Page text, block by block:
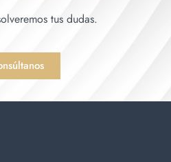
tus dudas.